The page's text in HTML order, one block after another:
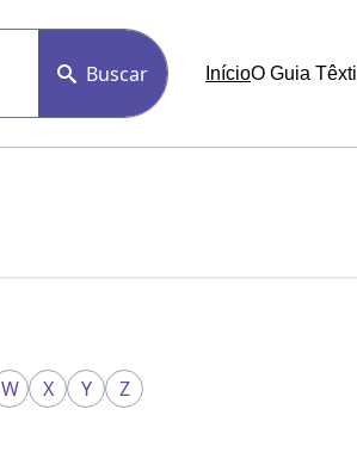
Buscar
InícioO Guia Têxtil
W X Y Z